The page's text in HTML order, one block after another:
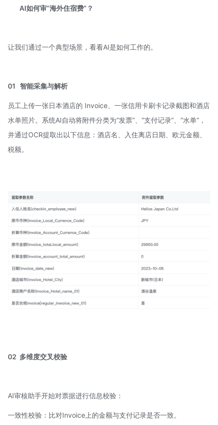
AI如何审“海外住宿费”？
让我们通过一个典型场景，看看AI是如何工作的。
01 智能采集与解析
员工上传一张日本酒店的 Invoice、一张信用卡刷卡记录截图和酒店
水单照片。系统AI自动将附件分类为“发票”、“支付记录”、“水单”，
并通过OCR提取出以下信息：酒店名、入住离店日期、欧元金额、
税额。
02 多维度交叉校验
AI审核助手开始对票据进行信息校验：
一致性校验：比对Invoice上的金额与支付记录是否一致。